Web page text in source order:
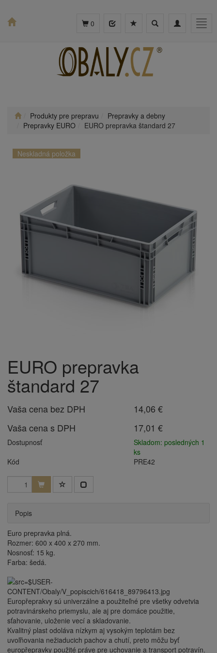
Toggle
Toggle
0
Produkty pre prepravu
Prepravky a debny
Prepravky EURO
EURO prepravka štandard 27
Neskladná položka
EURO prepravka
štandard 27
Vaša cena bez DPH
14,06 €
Vaša cena s DPH
17,01 €
Dostupnosť
Skladom: posledných 1
ks
Kód
PRE42
Popis
Euro prepravka plná.
Rozmer: 600 x 400 x 270 mm.
Nosnosť: 15 kg.
Farba: šedá.
Europřeprakvy sú univerzálne a použiteľné pre všetky odvetvia
potravinárskeho priemyslu, ale aj pre domáce použitie,
sťahovanie, uloženie vecí a skladovanie.
Kvalitný plast odoláva nízkym aj vysokým teplotám bez
uvoľňovania nežiaducich pachov a chutí, preto môžu byť
europřepravky použité práve pre uchovanie a transport potravín.